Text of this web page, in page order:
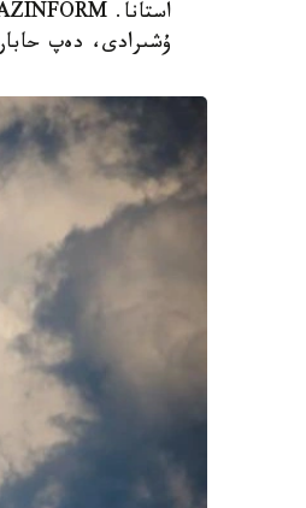
ۇشىرادى، دەپ